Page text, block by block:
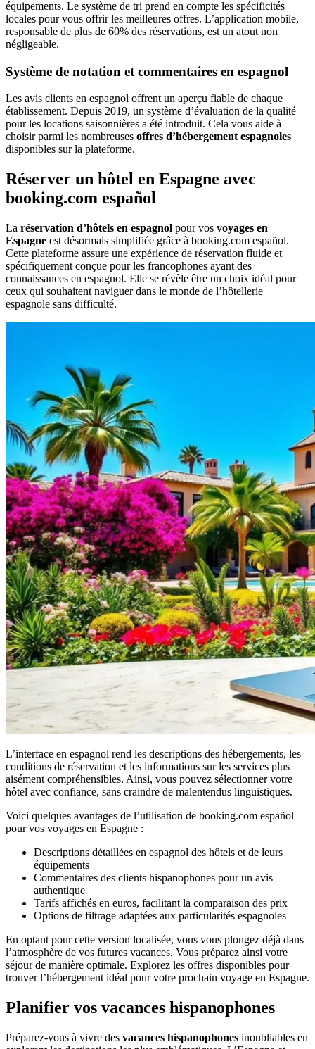
équipements. Le système de tri prend en compte les spécificités
locales pour vous offrir les meilleures offres. L’application mobile,
responsable de plus de 60% des réservations, est un atout non
négligeable.
Système de notation et commentaires en espagnol
Les avis clients en espagnol offrent un aperçu fiable de chaque
établissement. Depuis 2019, un système d’évaluation de la qualité
pour les locations saisonnières a été introduit. Cela vous aide à
choisir parmi les nombreuses offres d’hébergement espagnoles
disponibles sur la plateforme.
Réserver un hôtel en Espagne avec
booking.com español
La réservation d’hôtels en espagnol pour vos voyages en
Espagne est désormais simplifiée grâce à booking.com español.
Cette plateforme assure une expérience de réservation fluide et
spécifiquement conçue pour les francophones ayant des
connaissances en espagnol. Elle se révèle être un choix idéal pour
ceux qui souhaitent naviguer dans le monde de l’hôtellerie
espagnole sans difficulté.
L’interface en espagnol rend les descriptions des hébergements, les
conditions de réservation et les informations sur les services plus
aisément compréhensibles. Ainsi, vous pouvez sélectionner votre
hôtel avec confiance, sans craindre de malentendus linguistiques.
Voici quelques avantages de l’utilisation de booking.com español
pour vos voyages en Espagne :
Descriptions détaillées en espagnol des hôtels et de leurs
équipements
Commentaires des clients hispanophones pour un avis
authentique
Tarifs affichés en euros, facilitant la comparaison des prix
Options de filtrage adaptées aux particularités espagnoles
En optant pour cette version localisée, vous vous plongez déjà dans
l’atmosphère de vos futures vacances. Vous préparez ainsi votre
séjour de manière optimale. Explorez les offres disponibles pour
trouver l’hébergement idéal pour votre prochain voyage en Espagne.
Planifier vos vacances hispanophones
Préparez-vous à vivre des vacances hispanophones inoubliables en